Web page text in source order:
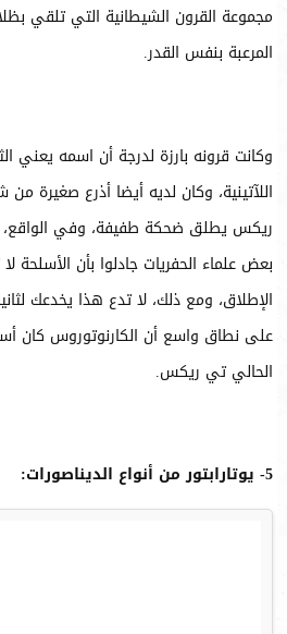
مجموعة القرون الشيطانية التي تلقي
المرعبة بنفس القدر.
وكانت قرونه بارزة لدرجة أن اسمه يعني
اللآتينية، وكان لديه أيضا أذرع صغيرة من
ريكس يطلق ضحكة طفيفة، وفي الواقع،
بعض علماء الحفريات جادلوا بأن
الإطلاق، ومع ذلك، لا تدع هذا يخدعك
على نطاق واسع أن الكارنوتوروس كان
الحالي تي ريكس.
5- يوتارابتور من أنواع الديناصورات: